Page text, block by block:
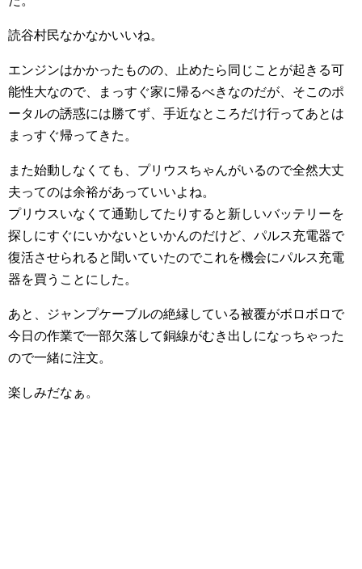
読谷村民なかなかいいね。
エンジンはかかったものの、止めたら同じことが起きる可
能性大なので、まっすぐ家に帰るべきなのだが、そこのポ
ータルの誘惑には勝てず、手近なところだけ行ってあとは
まっすぐ帰ってきた。
また始動しなくても、プリウスちゃんがいるので全然大丈
夫ってのは余裕があっていいよね。
プリウスいなくて通勤してたりすると新しいバッテリーを
探しにすぐにいかないといかんのだけど、パルス充電器で
復活させられると聞いていたのでこれを機会にパルス充電
器を買うことにした。
あと、ジャンプケーブルの絶縁している被覆がボロボロで
今日の作業で一部欠落して銅線がむき出しになっちゃった
ので一緒に注文。
楽しみだなぁ。